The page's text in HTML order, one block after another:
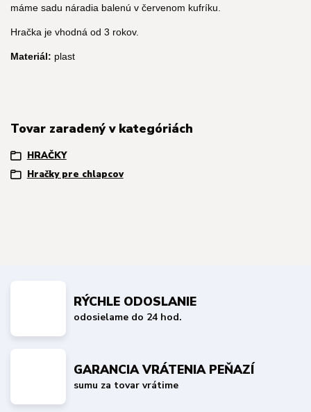
máme sadu náradia balenú v červenom kufríku.
Hračka je vhodná od 3 rokov.
Materiál: plast
Tovar zaradený v kategóriách
HRAČKY
Hračky pre chlapcov
RÝCHLE ODOSLANIE
odosielame do 24 hod.
GARANCIA VRÁTENIA PEŇAZÍ
sumu za tovar vrátime